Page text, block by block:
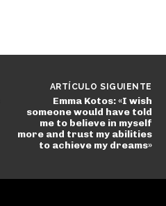
ARTÍCULO SIGUIENTE
Emma Kotos: «I wish
someone would have told
me to believe in myself
more and trust my abilities
to achieve my dreams»